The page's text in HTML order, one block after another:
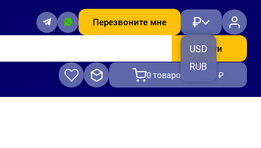
Перезвоните мне ₽
USD
RUB
Найти
0 товаров, на 0.00 ₽